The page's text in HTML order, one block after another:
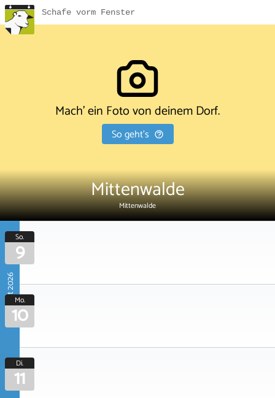
Schafe vorm Fenster
Mach' ein Foto von deinem Dorf.
So geht's
Mittenwalde
Mittenwalde
August 2026
So.
9
Mo.
10
Di.
11